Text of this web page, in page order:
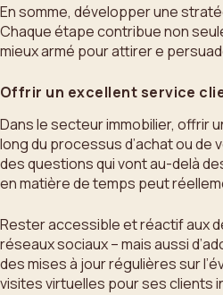
En somme, développer une
Chaque étape contribue non
mieux armé pour attirer e
Offrir un excellent service
Dans le secteur immobilier, offrir
long du processus d’achat ou
des questions qui vont au-delà
en matière de temps peut
Rester accessible et réactif aux
réseaux sociaux – mais aussi
des mises à jour régulières sur
visites virtuelles pour ses clients